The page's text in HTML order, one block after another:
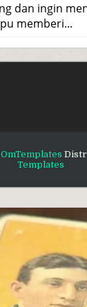
dan ingin
memberi...
OmTemplates
Templates